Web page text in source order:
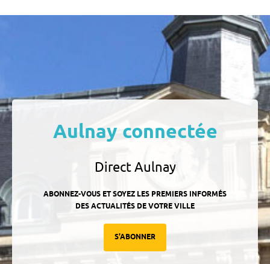
Aulnay connectée
Direct Aulnay
ABONNEZ-VOUS ET SOYEZ LES PREMIERS INFORMÉS
DES ACTUALITÉS DE VOTRE VILLE
S'ABONNER